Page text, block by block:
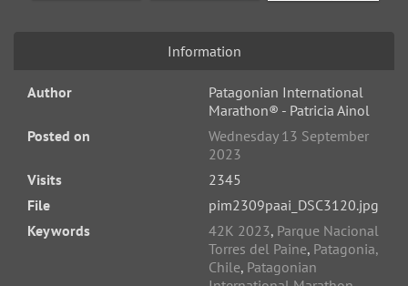
Information
Author
Patagonian International
Marathon® - Patricia Ainol
Posted on
Wednesday 13 September
2023
Visits
2345
File
pim2309paai_DSC3120.jpg
Keywords
42K 2023, Parque Nacional
Torres del Paine, Patagonia,
Chile, Patagonian